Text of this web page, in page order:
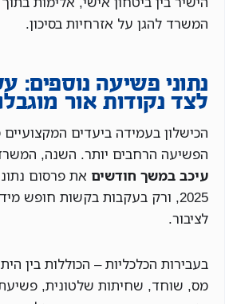
המשרד להגן על אזרחיות בסיכון.
נתוני פשיעה נוספים:
לצד נקודות אור
הכישלון בעמידה ביעדים
הפשיעה הרחבים יותר. השנה,
עיכב במשך חודשים את פרסום
2025, ורק בעקבות בקשות חופש
לציבור.
בעבירות הכלכליות – הכוללות בין
מס, שוחד, שחיתות שלטונית, פשיעת